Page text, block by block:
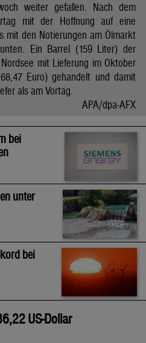
weiter gefallen. Nach dem
mit der Hoffnung auf eine
mit den Notierungen am Ölmarkt
Ein Barrel (159 Liter) der
mit Lieferung im Oktober
Euro) gehandelt und damit
als am Vortag.
APA/dpa-AFX
bei
unter
bei
US-Dollar